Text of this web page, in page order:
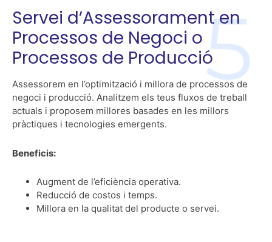
Servei d’Assessorament en
Processos de Negoci o
Processos de Producció
Assessorem en l’optimització i millora de processos de
negoci i producció. Analitzem els teus fluxos de treball
actuals i proposem millores basades en les millors
pràctiques i tecnologies emergents.
Beneficis:
Augment de l’eficiència operativa.
Reducció de costos i temps.
Millora en la qualitat del producte o servei.